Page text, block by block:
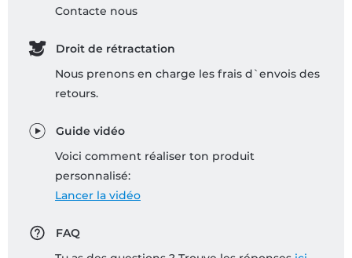
Contacte nous
Droit de rétractation
Nous prenons en charge les frais d`envois des
retours.
Guide vidéo
Voici comment réaliser ton produit
personnalisé:
Lancer la vidéo
FAQ